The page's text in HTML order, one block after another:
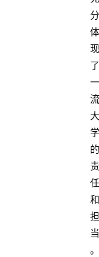
分
体
现
了
一
流
大
学
的
责
任
和
担
当
。